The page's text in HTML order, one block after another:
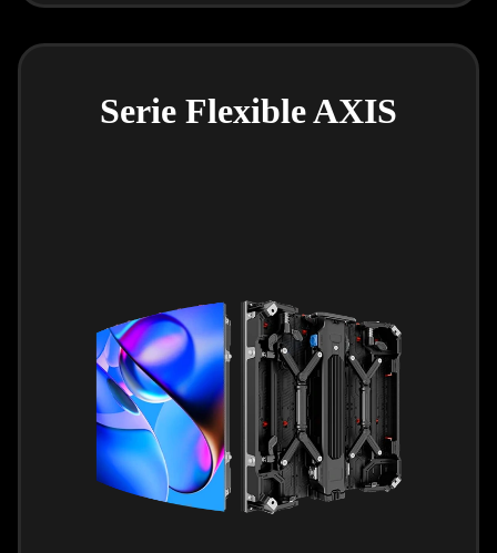
Serie Flexible AXIS